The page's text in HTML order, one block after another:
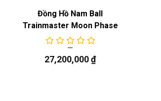
Đồng Hồ Nam Ball
Trainmaster Moon Phase
27,200,000₫